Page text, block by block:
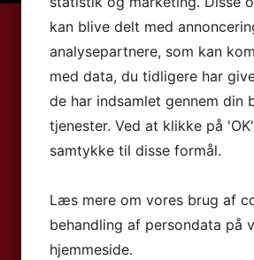
kan blive delt med
analysepartnere, som kan
med data, du tidligere har
de har indsamlet gennem din
tjenester. Ved at klikke på
samtykke til disse formål.
Læs mere om vores brug af
behandling af persondata på
hjemmeside.